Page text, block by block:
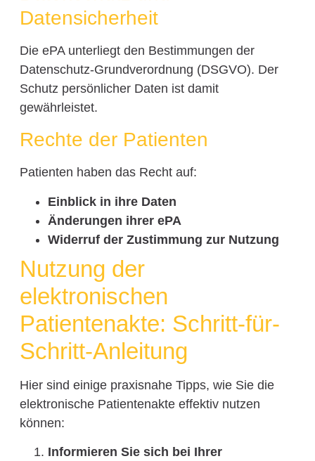
Datensicherheit
Die ePA unterliegt den Bestimmungen der
Datenschutz-Grundverordnung (DSGVO). Der
Schutz persönlicher Daten ist damit
gewährleistet.
Rechte der Patienten
Patienten haben das Recht auf:
Einblick in ihre Daten
Änderungen ihrer ePA
Widerruf der Zustimmung zur Nutzung
Nutzung der
elektronischen
Patientenakte: Schritt-für-
Schritt-Anleitung
Hier sind einige praxisnahe Tipps, wie Sie die
elektronische Patientenakte effektiv nutzen
können:
Informieren Sie sich bei Ihrer